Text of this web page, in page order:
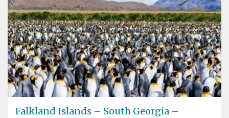
Falkland Islands – South Georgia –